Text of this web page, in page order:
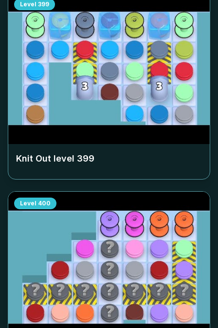
Level 399
Knit Out level 399
Level 400